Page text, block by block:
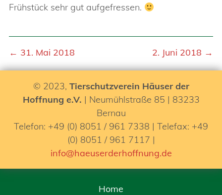
Frühstück sehr gut aufgefressen.
← 31. Mai 2018 2. Juni 2018 →
© 2023, Tierschutzverein Häuser der
Hoffnung e.V. | Neumühlstraße 85 | 83233
Bernau
Telefon: +49 (0) 8051 / 961 7338 | Telefax: +49
(0) 8051 / 961 7117 |
info@haeuserderhoffnung.de
Home